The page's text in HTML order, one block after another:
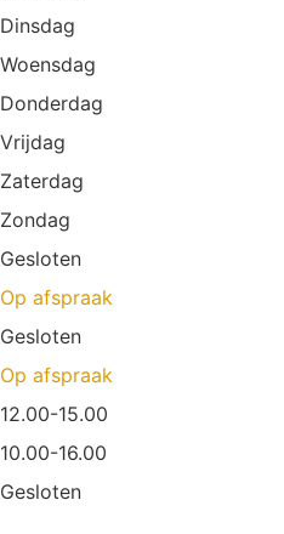
Dinsdag
Woensdag
Donderdag
Vrijdag
Zaterdag
Zondag
Gesloten
Op afspraak
Gesloten
Op afspraak
12.00-15.00
10.00-16.00
Gesloten